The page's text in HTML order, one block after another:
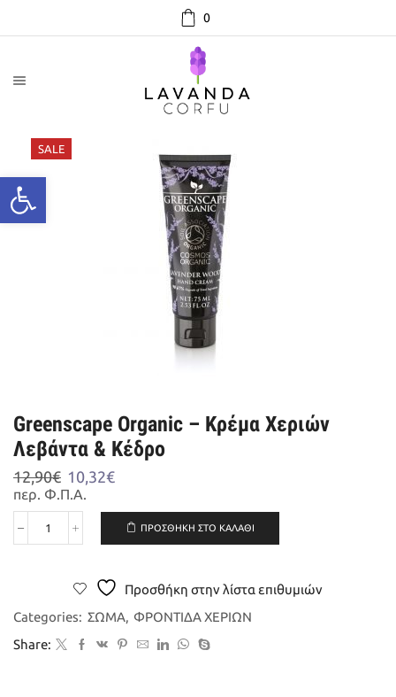
0
SALE
Greenscape Organic – Κρέμα Χεριών
Λεβάντα & Κέδρο
12,90€ Original
price
was:
12,90€.
10,32€Η
τιμή
είναι:
10,32€.
περ. Φ.Π.Α.
Greenscape
Κρέμα
Χεριών
Λεβάντα
Κέδρο
ΠΡΟΣΘΉΚΗ ΣΤΟ ΚΑΛΆΘΙ
Προσθήκη στην λίστα επιθυμιών
Categories: ΣΩΜΑ, ΦΡΟΝΤΙΔΑ ΧΕΡΙΩΝ
Share: